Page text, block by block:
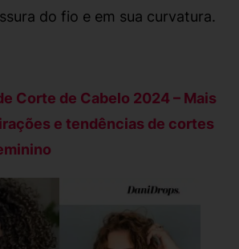
do fio e em sua curvatura.
Corte de Cabelo 2024 – Mais
e tendências de cortes